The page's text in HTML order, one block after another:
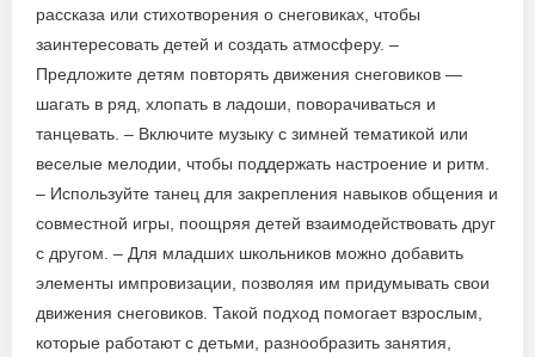
рассказа или стихотворения о снеговиках, чтобы
заинтересовать детей и создать атмосферу. –
Предложите детям повторять движения снеговиков —
шагать в ряд, хлопать в ладоши, поворачиваться и
танцевать. – Включите музыку с зимней тематикой или
веселые мелодии, чтобы поддержать настроение и ритм.
– Используйте танец для закрепления навыков общения и
совместной игры, поощряя детей взаимодействовать друг
с другом. – Для младших школьников можно добавить
элементы импровизации, позволяя им придумывать свои
движения снеговиков. Такой подход помогает взрослым,
которые работают с детьми, разнообразить занятия,